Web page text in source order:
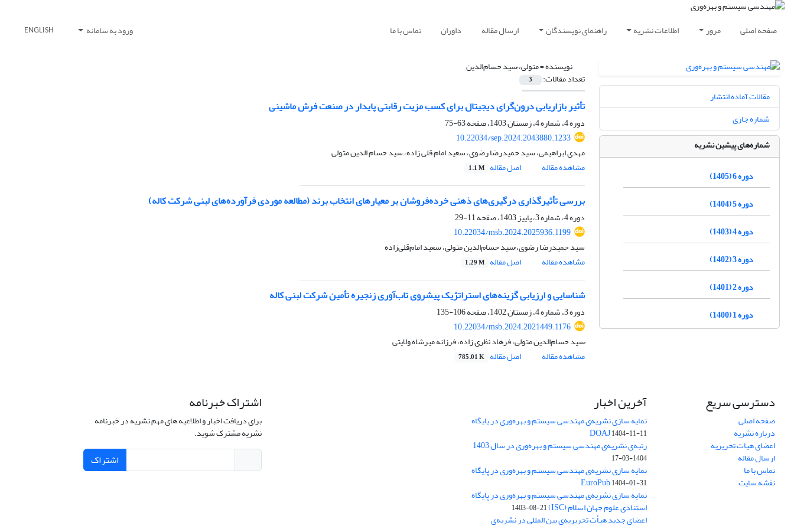
صفحه اصلی مرور اطلاعات نشریه راهنمای نویسندگان ارسال مقاله داوران تماس با ما ورود به سامانه ENGLISH
نویسنده =متولی، ُسید حسام‌الدین
تعداد مقالات: 3
تأثیر بازاریابی درون‌گرای دیجیتال برای کسب مزیت رقابتی پایدار در صنعت فرش ماشینی
دوره 4، شماره 4، زمستان 1403، صفحه
63-75
10.22034/sep.2024.2043880.1233
مهدی ابراهیمی، سید حمیدرضا رضوی، سعید امام قلی زاده، سید حسام الدین متولی
مشاهده مقاله
اصل مقاله 1.1 M
بررسی تأثیرگذاری درگیری‌های ذهنی خرده‌فروشان بر معیارهای انتخاب برند (مطالعه موردی فرآورده‌های لبنی شرکت کاله)
دوره 4، شماره 3، پاییز 1403، صفحه
11-29
10.22034/msb.2024.2025936.1199
سید حمیدرضا رضوی، ُسید حسام‌الدین متولی، سعید امام‌قلی‌زاده
مشاهده مقاله
اصل مقاله 1.29 M
شناسایی و ارزیابی گزینه‌های استراتژیک پیشروی تاب‌آوری زنجیره تأمین شرکت لبنی کاله
دوره 3، شماره 4، زمستان 1402، صفحه
106-135
10.22034/msb.2024.2021449.1176
ُسید حسام‌الدین متولی، فرهاد نظری زاده، فرزانه میرشاه ولایتی
مشاهده مقاله
اصل مقاله 785.01 K
مقالات آماده انتشار
شماره جاری
شماره‌های پیشین نشریه
دوره 6 (1405)
دوره 5 (1404)
دوره 4 (1403)
دوره 3 (1402)
دوره 2 (1401)
دوره 1 (1400)
دسترسی سریع
صفحه اصلی
درباره نشریه
اعضای هیات تحریریه
ارسال مقاله
تماس با ما
نقشه سایت
آخرین اخبار
نمایه سازی نشریه‌ی مهندسی سیستم و بهره‌وری در پایگاه
DOAJ1404-11-11
رتبه‌ی نشریه‌ی مهندسی سیستم و بهره‌وری در سال 1403
1404-03-17
نمایه سازی نشریه‌ی مهندسی سیستم و بهره‌وری در پایگاه
EuroPub1404-01-31
نمایه سازی نشریه‌ی مهندسی سیستم و بهره‌وری در پایگاه
استنادی علوم جهان اسلام (ISC) 1403-08-21
اعضای جدید هیأت تحریریه‌ی بین المللی در نشریه‌ی
اشتراک خبرنامه
برای دریافت اخبار و اطلاعیه های مهم نشریه در خبرنامه
نشریه مشترک شوید.
اشتراک